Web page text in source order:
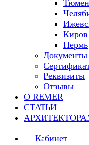
Киров
Пермь
Документы
Реквизиты
Отзывы
О REMER
СТАТЬИ
Кабинет